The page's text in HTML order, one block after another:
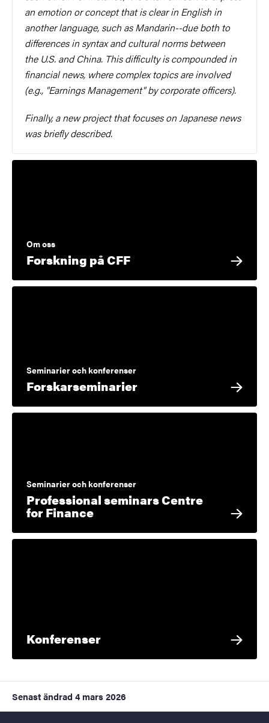
an emotion or concept that is clear in English in
another language, such as Mandarin--due both to
differences in syntax and cultural norms between
the U.S. and China. This difficulty is compounded in
financial news, where complex topics are involved
(e.g., "Earnings Management" by corporate officers).
Finally, a new project that focuses on Japanese news
was briefly described.
Om oss
Forskning på CFF
Seminarier och konferenser
Forskarseminarier
Seminarier och konferenser
Professional seminars Centre
for Finance
Konferenser
Senast ändrad 4 mars 2026